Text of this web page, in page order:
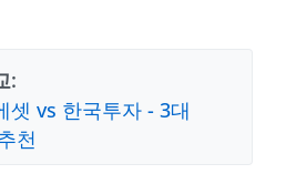
:
셋 vs 한국투자 - 3대
천